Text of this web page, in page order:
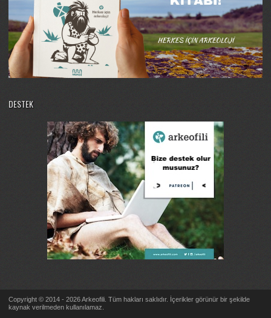
DESTEK
Copyright © 2014 - 2026 Arkeofili. Tüm hakları saklıdır. İçerikler görünür bir şekilde
kaynak verilmeden kullanılamaz.